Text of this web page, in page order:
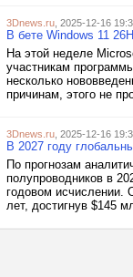
3Dnews.ru , 2025-12-16
В бете Windows 11
На этой неделе
участникам
несколько
причинам, этого не
3Dnews.ru , 2025-12-16
В 2027 году
По прогнозам
полупроводников в
годовом исчислении.
лет, достигнув $145